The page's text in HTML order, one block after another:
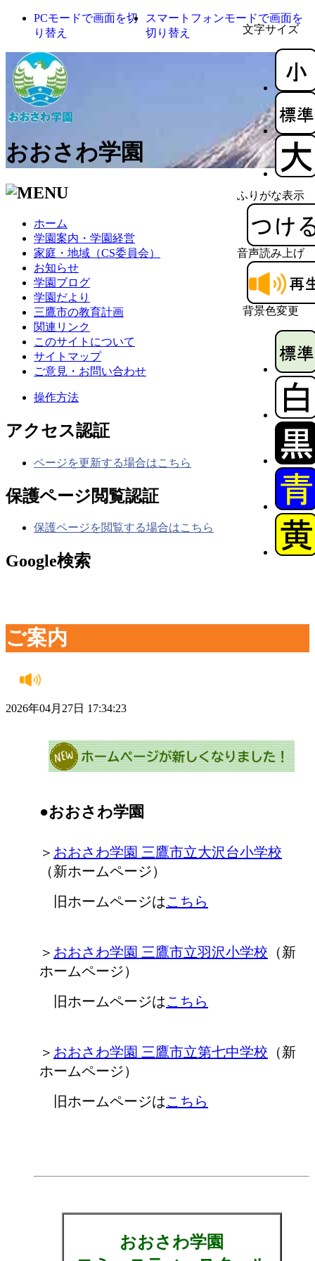
文字サイズ
ふりがな表示
音声読み上げ
背景色変更
PCモードで画面を切
り替え
スマートフォンモードで画面を
切り替え
おおさわ学園
ホーム
学園案内・学園経営
家庭・地域（CS委員会）
お知らせ
学園ブログ
学園だより
三鷹市の教育計画
関連リンク
このサイトについて
サイトマップ
ご意見・お問い合わせ
操作方法
アクセス認証
ページを更新する場合はこちら
保護ページ閲覧認証
保護ページを閲覧する場合はこちら
Google検索
ご案内
2026年04月27日 17:34:23
●おおさわ学園
＞ おおさわ学園 三鷹市立大沢台小学校
（新ホームページ）
旧ホームページはこちら
＞ おおさわ学園 三鷹市立羽沢小学校 （新
ホームページ）
旧ホームページはこちら
＞ おおさわ学園 三鷹市立第七中学校 （新
ホームページ）
旧ホームページはこちら
おおさわ学園